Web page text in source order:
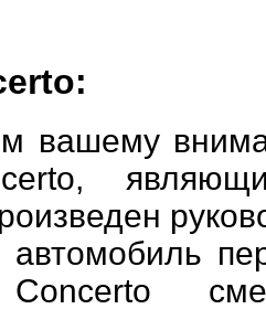
вашему
автомобиль
Concerto